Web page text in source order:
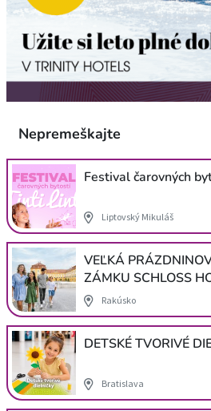
Nepremeškajte
Festival čarovných
Liptovský Mikuláš
VEĽKÁ
ZÁMKU SCHLOSS
Rakúsko
DETSKÉ TVORIVÉ
Bratislava